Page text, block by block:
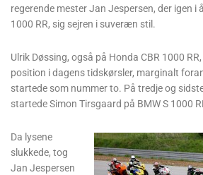
regerende mester Jan Jespersen, der igen i
1000 RR, sig sejren i suveræn stil.
Ulrik Døssing, også på Honda CBR 1000
position i dagens tidskørsler, marginalt
startede som nummer to. På tredje og
startede Simon Tirsgaard på BMW S 1000
Da lysene
slukkede, tog
Jan Jespersen